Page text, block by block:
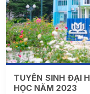
TUYỂN SINH ĐẠI
HỌC NĂM 2023